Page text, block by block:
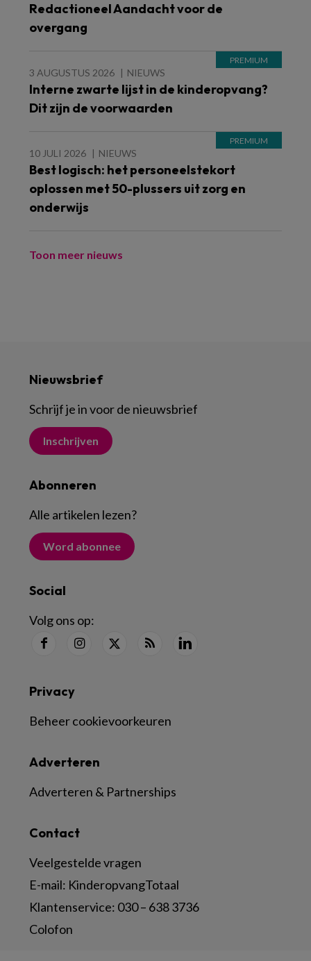
Redactioneel Aandacht voor de
overgang
3 AUGUSTUS 2026 NIEUWS
Interne zwarte lijst in de kinderopvang?
Dit zijn de voorwaarden
10 JULI 2026 NIEUWS
Best logisch: het personeelstekort
oplossen met 50-plussers uit zorg en
onderwijs
Toon meer nieuws
Nieuwsbrief
Schrijf je in voor de nieuwsbrief
Inschrijven
Abonneren
Alle artikelen lezen?
Word abonnee
Social
Volg ons op:
Contact
Veelgestelde vragen
E-mail: KinderopvangTotaal
Klantenservice: 030 – 638 3736
Colofon
Adverteren
Adverteren & Partnerships
Privacy
Beheer cookievoorkeuren